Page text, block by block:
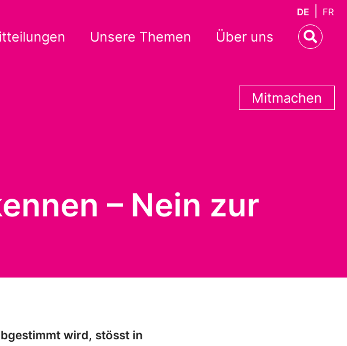
DE FR
Unsere Themen Über uns
Mitmachen
– Nein zur
wird, stösst in